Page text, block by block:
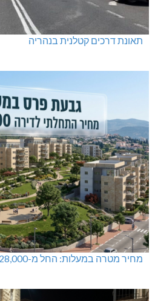
בדיקות פוליגרף – מתי כדאי לבדוק
בהשערות?